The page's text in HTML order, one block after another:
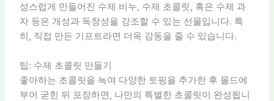
성스럽게 만들어진 수제 비누, 수제 초콜릿, 혹은 수제 과
자 등은 개성과 독창성을 강조할 수 있는 선물입니다. 특
히, 직접 만든 기프트라면 더욱 감동을 줄 수 있습니다.
팁: 수제 초콜릿 만들기
좋아하는 초콜릿을 녹여 다양한 토핑을 추가한 후 몰드에
부어 굳힌 뒤 포장하면, 나만의 특별한 초콜릿이 완성됩니